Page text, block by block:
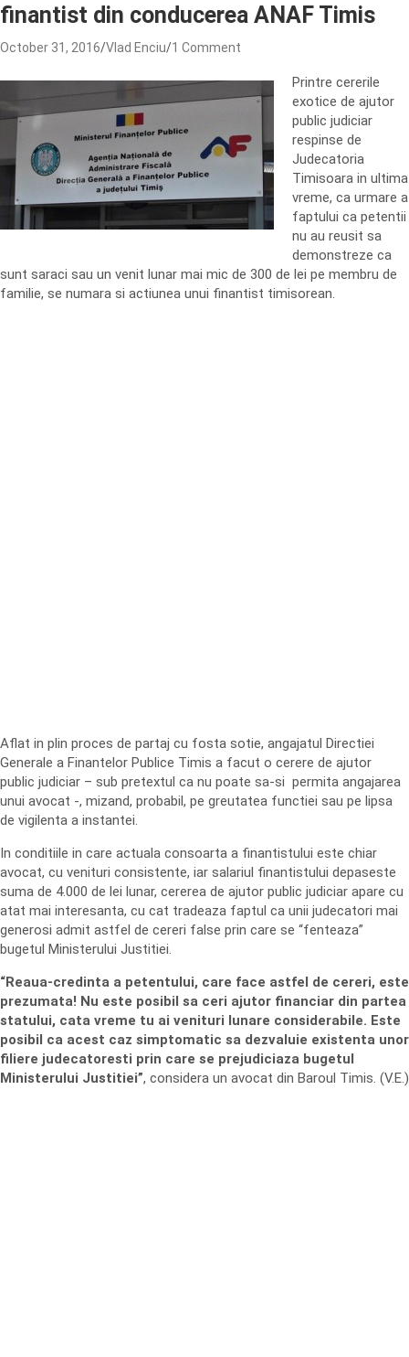
finantist din conducerea ANAF Timis
October 31, 2016 Vlad Enciu 1 Comment
Printre cererile
exotice de ajutor
public judiciar
respinse de
Judecatoria
Timisoara in ultima
vreme, ca urmare a
faptului ca petentii
nu au reusit sa
demonstreze ca
sunt saraci sau un venit lunar mai mic de 300 de lei pe membru de
familie, se numara si actiunea unui finantist timisorean.
Aflat in plin proces de partaj cu fosta sotie, angajatul Directiei
Generale a Finantelor Publice Timis a facut o cerere de ajutor
public judiciar – sub pretextul ca nu poate sa-si permita angajarea
unui avocat -, mizand, probabil, pe greutatea functiei sau pe lipsa
de vigilenta a instantei.
In conditiile in care actuala consoarta a finantistului este chiar
avocat, cu venituri consistente, iar salariul finantistului depaseste
suma de 4.000 de lei lunar, cererea de ajutor public judiciar apare cu
atat mai interesanta, cu cat tradeaza faptul ca unii judecatori mai
generosi admit astfel de cereri false prin care se “fenteaza”
bugetul Ministerului Justitiei.
“Reaua-credinta a petentului, care face astfel de cereri, este
prezumata! Nu este posibil sa ceri ajutor financiar din partea
statului, cata vreme tu ai venituri lunare considerabile. Este
posibil ca acest caz simptomatic sa dezvaluie existenta unor
filiere judecatoresti prin care se prejudiciaza bugetul
Ministerului Justitiei”, considera un avocat din Baroul Timis. (V.E.)